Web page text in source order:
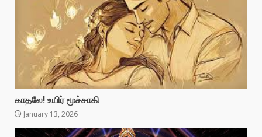
காதலே! உயிர் மூச்சாகி
January 13, 2026